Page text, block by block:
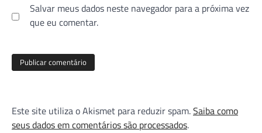
Salvar meus dados neste navegador para a próxima vez
que eu comentar.
Este site utiliza o Akismet para reduzir spam.Saiba como
seus dados em comentários são processados.